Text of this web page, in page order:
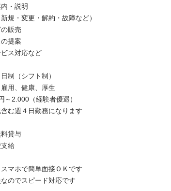
・説明
規・変更・解約・故障など）
販売
提案
ス対応など
制（シフト制）
雇用、健康、厚生
～2.000（経験者優遇）
含む週４日勤務になります
与
給
マホで簡単面接ＯＫです
のでスピード対応です